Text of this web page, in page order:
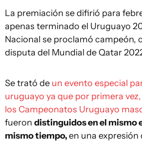
La premiación se difirió para
apenas terminado el Uruguayo
Nacional se proclamó campeón,
disputa del Mundial de Qatar
Se trató de un evento especial
uruguayo ya que por primera
los Campeonatos Uruguayo
fueron distinguidos en el mismo
mismo tiempo,en una expresión